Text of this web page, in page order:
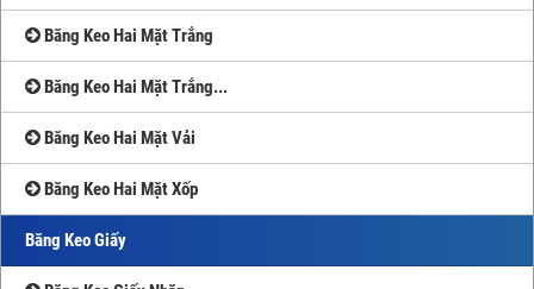
Băng Keo Hai Mặt Trắng
Băng Keo Hai Mặt Trắng...
Băng Keo Hai Mặt Vải
Băng Keo Hai Mặt Xốp
Băng Keo Giấy